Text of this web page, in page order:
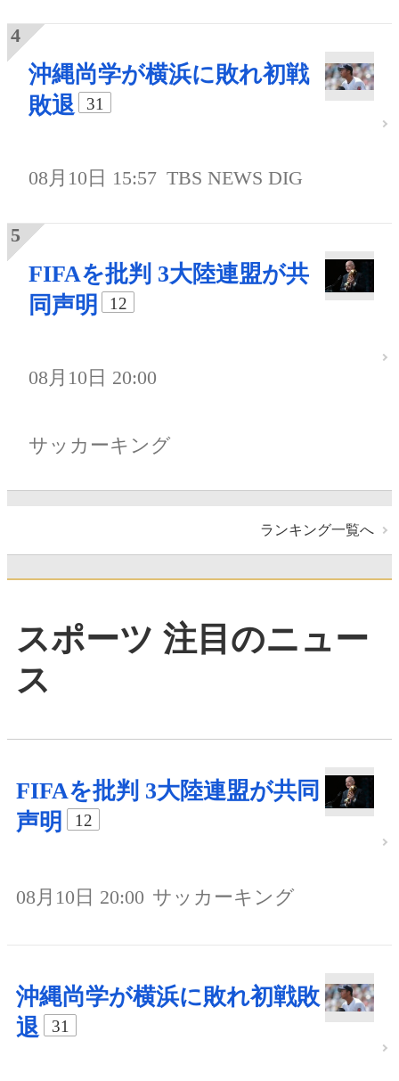
沖縄尚学が横浜に敗れ初戦
敗退
31
08月10日 15:57 TBS NEWS DIG
FIFAを批判 3大陸連盟が共
同声明
12
08月10日 20:00
サッカーキング
ランキング一覧へ
スポーツ 注目のニュー
ス
FIFAを批判 3大陸連盟が共同
声明
12
08月10日 20:00 サッカーキング
沖縄尚学が横浜に敗れ初戦敗
退
31